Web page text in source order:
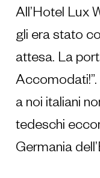
All’Hotel Lux
gli era stato
attesa. La
a noi italiani
tedeschi
Germania